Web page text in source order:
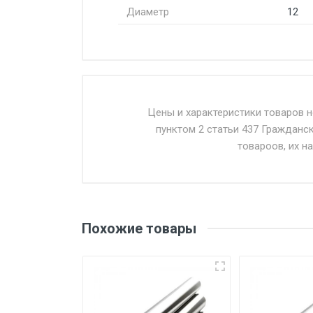
Диаметр
12
Доставка осуществляется
Въезд на ТТК и Садовое
уплаты понесенных расходов.
Самовывоз со склада г.
погрузка оплачивается
Цены и характеристики товаров
пунктом 2 статьи 437
товароов, их
Похожие товары